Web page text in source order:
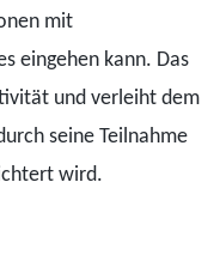
mit
eingehen kann. Das
und verleiht dem
seine Teilnahme
wird.